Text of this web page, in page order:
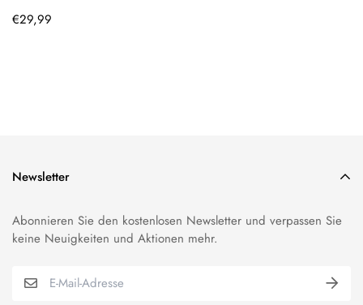
Regulärer
€29,99
Newsletter
Abonnieren Sie den kostenlosen Newsletter und verpassen Sie
keine Neuigkeiten und Aktionen mehr.